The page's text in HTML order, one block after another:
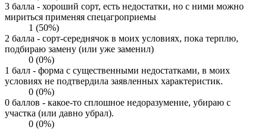
3 балла - хороший сорт, есть недостатки, но с ними можно
мириться применяя спецагроприемы
1 (50%)
2 балла - сорт-середнячок в моих условиях, пока терплю,
подбираю замену (или уже заменил)
0 (0%)
1 балл - форма с существенными недостатками, в моих
условиях не подтвердила заявленных характеристик.
0 (0%)
0 баллов - какое-то сплошное недоразумение, убираю с
участка (или давно убрал).
0 (0%)